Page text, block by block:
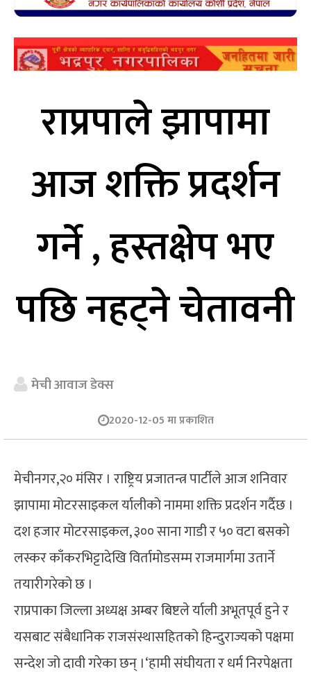
राप्रपाले झापामा
आज शक्ति प्रदर्शन
गर्ने , हस्तक्षेप भए
पछि नहट्ने चेतावनी
मेची आवाज डेक्स
2020-12-05 मा प्रकाशित
मेचीनगर,२० मंसिर । राष्ट्रिय प्रजातन्त्र पार्टीले आज शनिवार
झापामा मोटरसाइकल र्यालीको नाममा शक्ति प्रदर्शन गर्दैछ ।
दश हजार मोटरसाइकल, ३०० साना गाडी र ५० वटा बसको
लस्कर काँकरभिट्टादेखि विर्तामोडसम्म राजमार्गमा उतार्ने
तयारीगरेको छ ।
राप्रपाका जिल्ला अध्यक्ष अम्बर बिष्टले र्याली अभूतपूर्व हुने र
यसबाट संबैधानिक राजसंस्थासहितको हिन्दुराज्यको पक्षमा
सन्देश जो दावी गरेका छन् ।‘हामी संघीयता र धर्म निरपेक्षता